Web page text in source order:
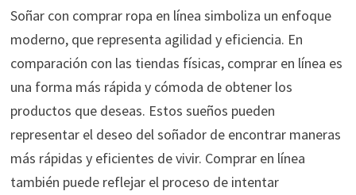
Soñar con comprar ropa en línea simboliza un enfoque
moderno, que representa agilidad y eficiencia. En
comparación con las tiendas físicas, comprar en línea es
una forma más rápida y cómoda de obtener los
productos que deseas. Estos sueños pueden
representar el deseo del soñador de encontrar maneras
más rápidas y eficientes de vivir. Comprar en línea
también puede reflejar el proceso de intentar